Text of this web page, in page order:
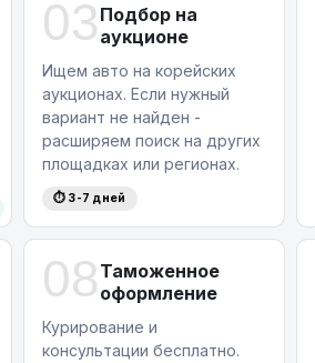
03 Подбор на
аукционе
Ищем авто на корейских
аукционах. Если нужный
вариант не найден -
расширяем поиск на других
площадках или регионах.
⏱ 3-7 дней
08 Таможенное
оформление
Курирование и
консультации бесплатно.